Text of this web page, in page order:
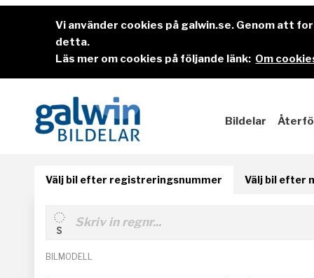
Vi använder cookies på galwin.se. Genom att
detta.
Läs mer om cookies på följande länk: Om
Bildelar
Välj bil efter registreringsnummer Välj bil efter
BILMODELL